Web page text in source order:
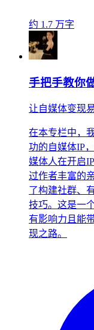
约 1.7 万字
手把手教你
让自媒体变现
在本专栏中，
功的自媒体IP
媒体人在开启
过作者丰富的
了构建社群、
技巧。这是一
有影响力且能
现之路。